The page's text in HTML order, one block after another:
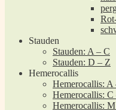
Stauden
Stauden: A – C
Stauden: D – Z
Hemerocallis
Hemerocallis: A
Hemerocallis: C
Hemerocallis: